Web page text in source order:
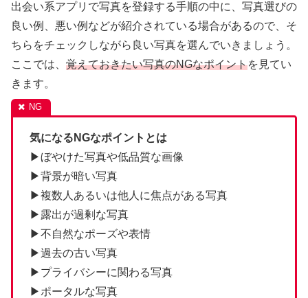
出会い系アプリで写真を登録する手順の中に、写真選びの
良い例、悪い例などが紹介されている場合があるので、そ
ちらをチェックしながら良い写真を選んでいきましょう。
ここでは、 覚えておきたい写真のNGなポイントを見てい
きます。
気になるNGなポイントとは
▶ぼやけた写真や低品質な画像
▶背景が暗い写真
▶複数人あるいは他人に焦点がある写真
▶露出が過剰な写真
▶不自然なポーズや表情
▶過去の古い写真
▶プライバシーに関わる写真
▶ポータルな写真